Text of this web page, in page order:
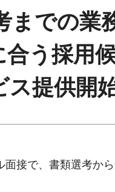
までの業
う採用
ス提供開
接で、書類選考か